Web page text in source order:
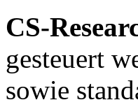
CS-
gesteuert
sowie